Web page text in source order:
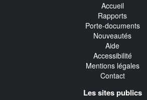
Accueil
Rapports
Porte-documents
Nouveautés
Aide
Accessibilité
Mentions légales
Contact
Les sites publics